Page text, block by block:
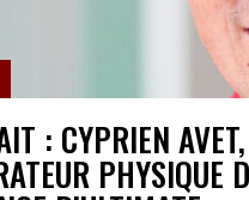
: CYPRIEN AVET,
PHYSIQUE